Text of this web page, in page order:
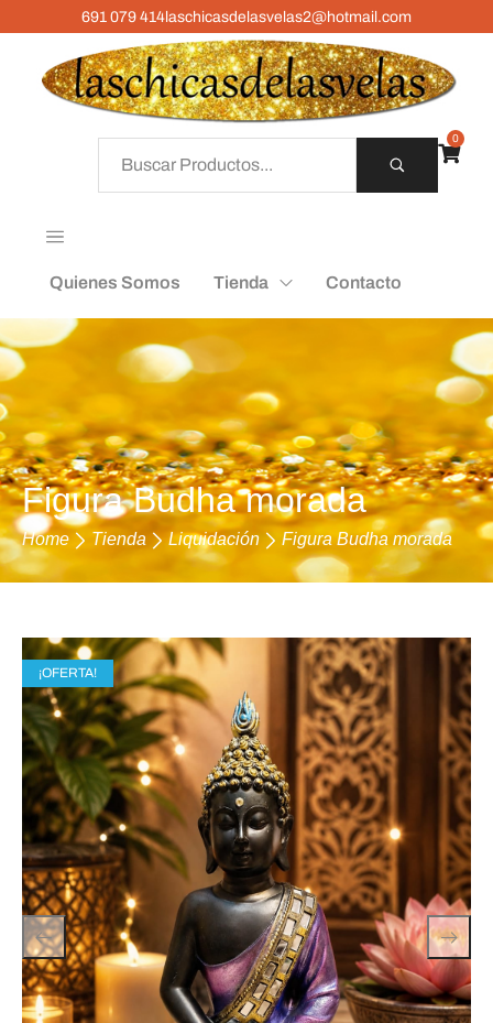
691 079 414laschicasdelasvelas2@hotmail.com
Quienes Somos Tienda Contacto
0
Figura Budha morada
Home Tienda Liquidación Figura Budha morada
¡OFERTA!